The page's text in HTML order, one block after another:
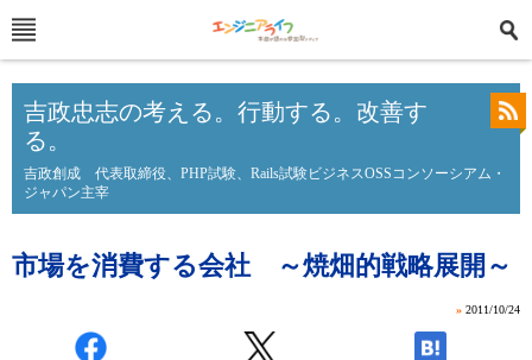
吉政忠志の考える。行動する。改善す
る。
吉政創成 代表取締役、PHP試験、Rails試験ビジネスOSSコンソーシアム・
ジャパン主宰
市場を消費する会社 ～焼畑的戦略展開～
» 2011/10/24